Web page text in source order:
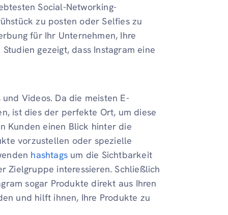
Social-Networking-
zu posten oder Selfies zu
für Ihr Unternehmen, Ihre
gezeigt, dass Instagram eine
Videos. Da die meisten E-
ist dies der perfekte Ort, um diese
Kunden einen Blick hinter die
vorzustellen oder spezielle
hashtags um die Sichtbarkeit
Zielgruppe interessieren. Schließlich
sogar Produkte direkt aus Ihren
und hilft ihnen, Ihre Produkte zu